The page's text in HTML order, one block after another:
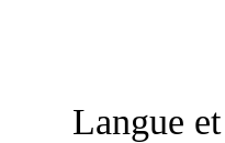
Langue